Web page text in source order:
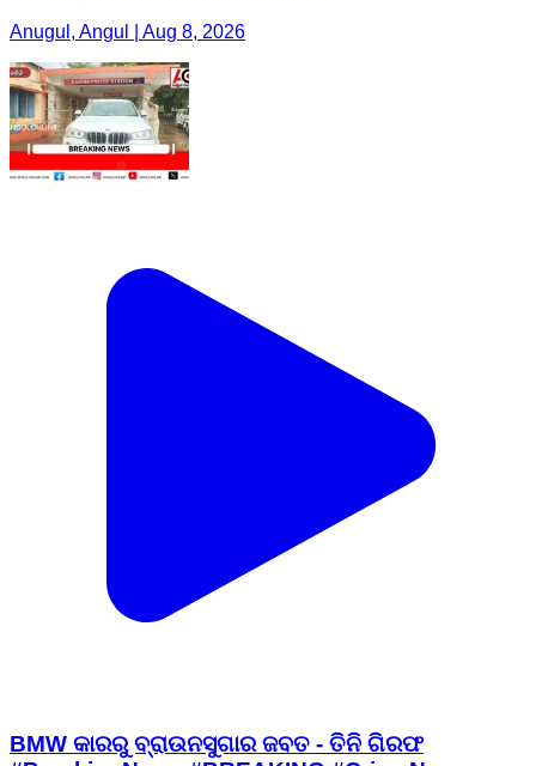
Anugul, Angul | Aug 8, 2026
BMW କାରରୁ ବ୍ରାଉନସୁଗାର ଜବତ - ତିନି ଗିରଫ